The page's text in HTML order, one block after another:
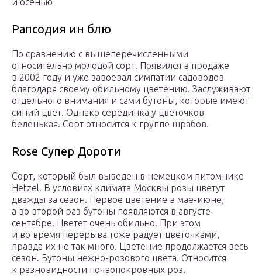
Рапсодия ин блю
По сравнению с вышеперечисленными
относительно молодой сорт. Появился в продаже
в 2002 году и уже завоевал симпатии садоводов
благодаря своему обильному цветению. Заслуживают
отдельного внимания и сами бутоны, которые имеют
синий цвет. Однако серединка у цветочков
беленькая. Сорт относится к группе шрабов.
Rose Супер Дороти
Сорт, который был выведен в немецком питомнике
Hetzel. В условиях климата Москвы розы цветут
дважды за сезон. Первое цветение в мае-июне,
а во второй раз бутоны появляются в августе-
сентябре. Цветет очень обильно. При этом
и во время перерыва тоже радует цветочками,
правда их не так много. Цветение продолжается весь
сезон. Бутоны нежно-розового цвета. Относится
к разновидности почвопокровных роз.